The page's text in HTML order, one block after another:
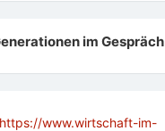
im Gespräch
https://www.wirtschaft-im-